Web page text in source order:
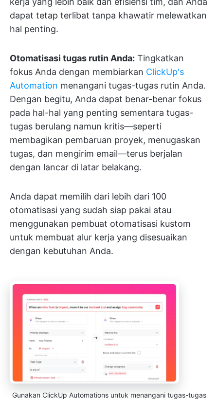
dapat tetap terlibat tanpa khawatir melewatkan
hal penting.
Otomatisasi tugas rutin Anda: Tingkatkan
fokus Anda dengan membiarkan ClickUp's
Automation menangani tugas-tugas rutin Anda.
Dengan begitu, Anda dapat benar-benar fokus
pada hal-hal yang penting sementara tugas-
tugas berulang namun kritis—seperti
membagikan pembaruan proyek, menugaskan
tugas, dan mengirim email—terus berjalan
dengan lancar di latar belakang.
Anda dapat memilih dari lebih dari 100
otomatisasi yang sudah siap pakai atau
menggunakan pembuat otomatisasi kustom
untuk membuat alur kerja yang disesuaikan
dengan kebutuhan Anda.
Gunakan ClickUp Automations untuk menangani tugas-tugas